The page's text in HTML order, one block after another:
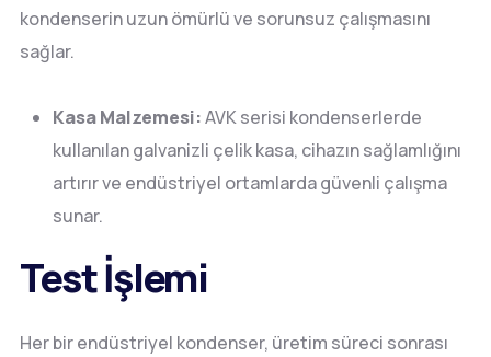
kondenserin uzun ömürlü ve sorunsuz çalışmasını
sağlar.
Kasa Malzemesi:AVK serisi kondenserlerde
kullanılan galvanizli çelik kasa, cihazın sağlamlığını
artırır ve endüstriyel ortamlarda güvenli çalışma
sunar.
Test İşlemi
Her bir endüstriyel kondenser, üretim süreci sonrası